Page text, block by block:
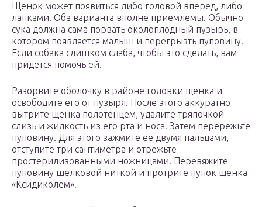
Щенок может появиться либо головой вперед, либо
лапками. Оба варианта вполне приемлемы. Обычно
сука должна сама порвать околоплодный пузырь, в
котором появляется малыш и перегрызть пуповину.
Если собака слишком слаба, чтобы это сделать, вам
придется помочь ей.
Разорвите оболочку в районе головки щенка и
освободите его от пузыря. После этого аккуратно
вытрите щенка полотенцем, удалите тряпочкой
слизь и жидкость из его рта и носа. Затем перережьте
пуповину. Для этого зажмите ее двумя пальцами,
отступите три сантиметра и отрежьте
простерилизованными ножницами. Перевяжите
пуповину шелковой ниткой и протрите пупок щенка
«Ксидиколем».